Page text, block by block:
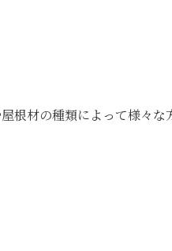
根材の種類によって様々